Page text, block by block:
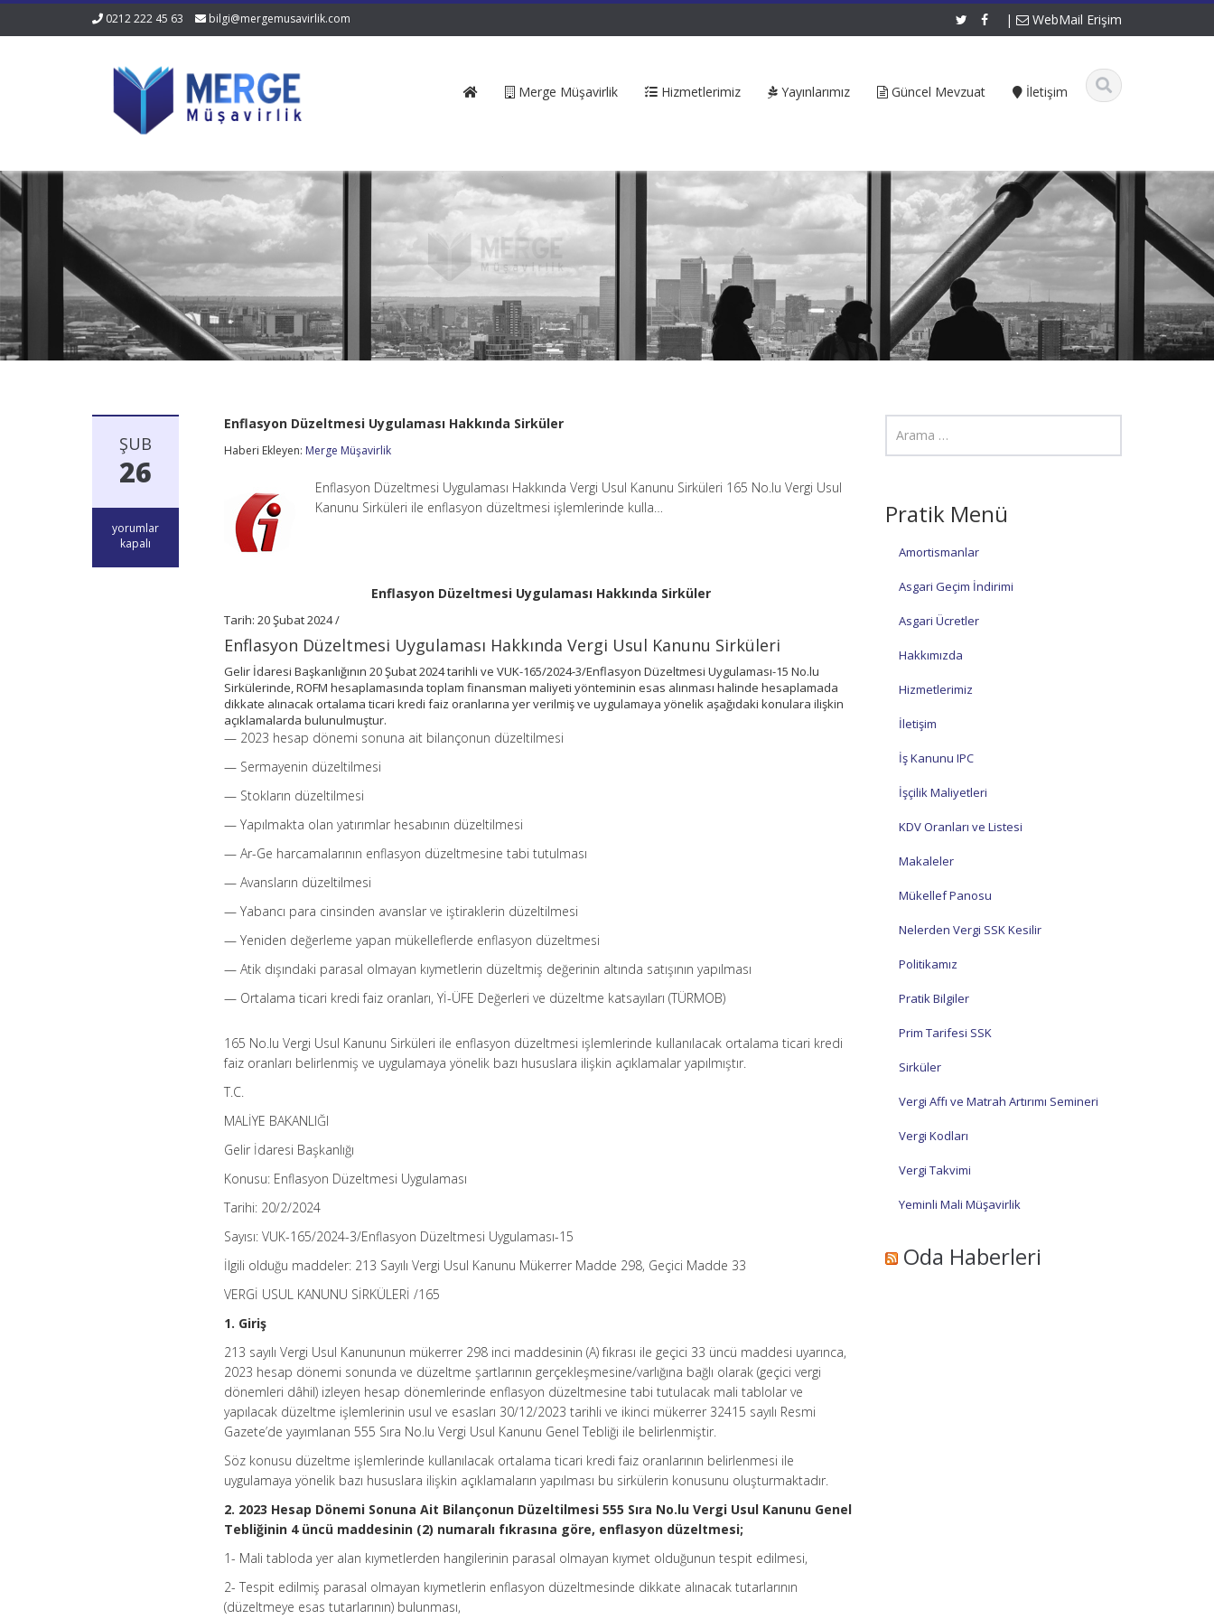
0212 222 45 63 bilgi@mergemusavirlik.com | WebMail Erişim
Merge Müşavirlik Hizmetlerimiz Yayınlarımız Güncel Mevzuat İletişim
ŞUB
26
Enflasyon
Düzeltmesi
yorumlar
kapalı
Enflasyon Düzeltmesi Uygulaması Hakkında Sirküler
Haberi Ekleyen: Merge Müşavirlik
Enflasyon Düzeltmesi Uygulaması Hakkında Vergi Usul Kanunu Sirküleri 165 No.lu Vergi Usul
Kanunu Sirküleri ile enflasyon düzeltmesi işlemlerinde kulla…
Enflasyon Düzeltmesi Uygulaması Hakkında Sirküler
Tarih: 20 Şubat 2024 /
Enflasyon Düzeltmesi Uygulaması Hakkında Vergi Usul Kanunu Sirküleri
Gelir İdaresi Başkanlığının 20 Şubat 2024 tarihli ve VUK-165/2024-3/Enflasyon Düzeltmesi Uygulaması-15 No.lu
Sirkülerinde, ROFM hesaplamasında toplam finansman maliyeti yönteminin esas alınması halinde hesaplamada
dikkate alınacak ortalama ticari kredi faiz oranlarına yer verilmiş ve uygulamaya yönelik aşağıdaki konulara ilişkin
açıklamalarda bulunulmuştur.
— 2023 hesap dönemi sonuna ait bilançonun düzeltilmesi
— Sermayenin düzeltilmesi
— Stokların düzeltilmesi
— Yapılmakta olan yatırımlar hesabının düzeltilmesi
— Ar-Ge harcamalarının enflasyon düzeltmesine tabi tutulması
— Avansların düzeltilmesi
— Yabancı para cinsinden avanslar ve iştiraklerin düzeltilmesi
— Yeniden değerleme yapan mükelleflerde enflasyon düzeltmesi
— Atik dışındaki parasal olmayan kıymetlerin düzeltmiş değerinin altında satışının yapılması
— Ortalama ticari kredi faiz oranları, Yİ-ÜFE Değerleri ve düzeltme katsayıları (TÜRMOB)
165 No.lu Vergi Usul Kanunu Sirküleri ile enflasyon düzeltmesi işlemlerinde kullanılacak ortalama ticari kredi
faiz oranları belirlenmiş ve uygulamaya yönelik bazı hususlara ilişkin açıklamalar yapılmıştır.
T.C.
MALİYE BAKANLIĞI
Gelir İdaresi Başkanlığı
Konusu: Enflasyon Düzeltmesi Uygulaması
Tarihi: 20/2/2024
Sayısı: VUK-165/2024-3/Enflasyon Düzeltmesi Uygulaması-15
İlgili olduğu maddeler: 213 Sayılı Vergi Usul Kanunu Mükerrer Madde 298, Geçici Madde 33
VERGİ USUL KANUNU SİRKÜLERİ /165
1. Giriş
213 sayılı Vergi Usul Kanununun mükerrer 298 inci maddesinin (A) fıkrası ile geçici 33 üncü maddesi uyarınca,
2023 hesap dönemi sonunda ve düzeltme şartlarının gerçekleşmesine/varlığına bağlı olarak (geçici vergi
dönemleri dâhil) izleyen hesap dönemlerinde enflasyon düzeltmesine tabi tutulacak mali tablolar ve
yapılacak düzeltme işlemlerinin usul ve esasları 30/12/2023 tarihli ve ikinci mükerrer 32415 sayılı Resmi
Gazete’de yayımlanan 555 Sıra No.lu Vergi Usul Kanunu Genel Tebliği ile belirlenmiştir.
Söz konusu düzeltme işlemlerinde kullanılacak ortalama ticari kredi faiz oranlarının belirlenmesi ile
uygulamaya yönelik bazı hususlara ilişkin açıklamaların yapılması bu sirkülerin konusunu oluşturmaktadır.
2. 2023 Hesap Dönemi Sonuna Ait Bilançonun Düzeltilmesi 555 Sıra No.lu Vergi Usul Kanunu Genel
Tebliğinin 4 üncü maddesinin (2) numaralı fıkrasına göre, enflasyon düzeltmesi;
1- Mali tabloda yer alan kıymetlerden hangilerinin parasal olmayan kıymet olduğunun tespit edilmesi,
2- Tespit edilmiş parasal olmayan kıymetlerin enflasyon düzeltmesinde dikkate alınacak tutarlarının
(düzeltmeye esas tutarlarının) bulunması,
Pratik Menü
Amortismanlar
Asgari Geçim İndirimi
Asgari Ücretler
Hakkımızda
Hizmetlerimiz
İletişim
İş Kanunu IPC
İşçilik Maliyetleri
KDV Oranları ve Listesi
Makaleler
Mükellef Panosu
Nelerden Vergi SSK Kesilir
Politikamız
Pratik Bilgiler
Prim Tarifesi SSK
Sirküler
Vergi Affı ve Matrah Artırımı Semineri
Vergi Kodları
Vergi Takvimi
Yeminli Mali Müşavirlik
Oda Haberleri